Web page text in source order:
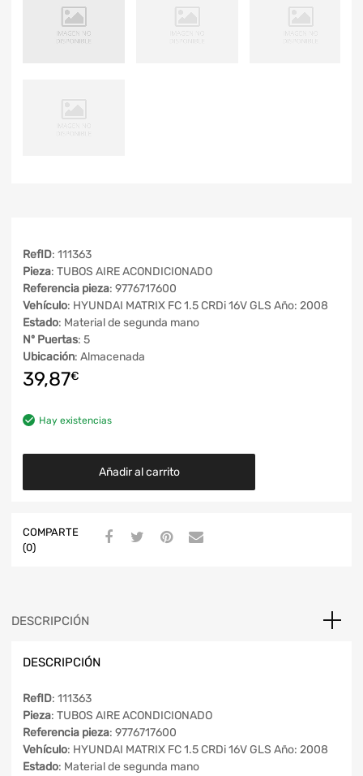
RefID: 111363
Pieza: TUBOS AIRE ACONDICIONADO
Referencia pieza: 9776717600
Vehículo: HYUNDAI MATRIX FC 1.5 CRDi 16V GLS Año: 2008
Estado: Material de segunda mano
Nº Puertas: 5
Ubicación: Almacenada
39,87€
Hay existencias
Añadir al carrito
COMPARTE
(0)
DESCRIPCIÓN
DESCRIPCIÓN
RefID: 111363
Pieza: TUBOS AIRE ACONDICIONADO
Referencia pieza: 9776717600
Vehículo: HYUNDAI MATRIX FC 1.5 CRDi 16V GLS Año: 2008
Estado: Material de segunda mano